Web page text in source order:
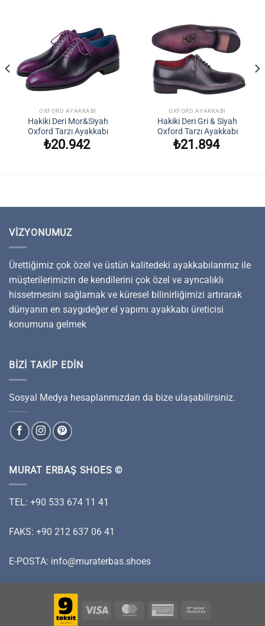
OXFORD AYAKKABI
Hakiki Deri Mor&Siyah
Oxford Tarzı Ayakkabı
₺20.942
OXFORD AYAKKABI
Hakiki Deri Gri & Siyah
Oxford Tarzı Ayakkabı
₺21.894
VIZYONUMUZ
Ürettiğimiz çok özel ve üstün kalitedeki ayakkabılarımız ile
müşterilerimizin de kendilerini çok özel ve ayrıcalıklı
hissetmesini sağlamak ve küresel bilinirliğimizi artırarak
dünyanın en saygıdeğer el yapımı ayakkabı üreticisi
konumuna gelmek
BIZI TAKIP EDIN
Sosyal Medya hesaplarımızdan da bize ulaşabilirsiniz.
MURAT ERBAŞ SHOES ©
TEL: +90 533 674 11 41
FAKS: +90 212 637 06 41
E-POSTA: info@muraterbas.shoes